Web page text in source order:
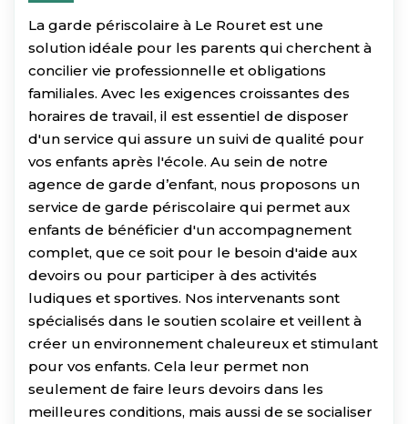
La garde périscolaire à Le Rouret est une
solution idéale pour les parents qui cherchent à
concilier vie professionnelle et obligations
familiales. Avec les exigences croissantes des
horaires de travail, il est essentiel de disposer
d'un service qui assure un suivi de qualité pour
vos enfants après l'école. Au sein de notre
agence de garde d’enfant, nous proposons un
service de garde périscolaire qui permet aux
enfants de bénéficier d'un accompagnement
complet, que ce soit pour le besoin d'aide aux
devoirs ou pour participer à des activités
ludiques et sportives. Nos intervenants sont
spécialisés dans le soutien scolaire et veillent à
créer un environnement chaleureux et stimulant
pour vos enfants. Cela leur permet non
seulement de faire leurs devoirs dans les
meilleures conditions, mais aussi de se socialiser